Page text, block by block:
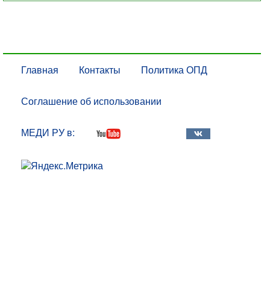
Главная Контакты Политика ОПД
Соглашение об использовании
МЕДИ РУ в: